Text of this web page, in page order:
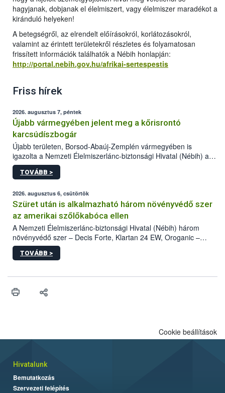
hagyjanak, dobjanak el élelmiszert, vagy élelmiszer maradékot a
kiránduló helyeken!
A betegségről, az elrendelt előírásokról, korlátozásokról,
valamint az érintett területekről részletes és folyamatosan
frissített információk találhatók a Nébih honlapján:
http://portal.nebih.gov.hu/afrikai-sertespestis
Friss hírek
2026. augusztus 7, péntek
Újabb vármegyében jelent meg a kőrisrontó
karcsúdíszbogár
Újabb területen, Borsod-Abaúj-Zemplén vármegyében is
igazolta a Nemzeti Élelmiszerlánc-biztonsági Hivatal (Nébih) a
kőrisrontó karcsúdíszbogár (Agrilus planipennis) jelenlétét. A
kártevőt nem csak színcsapdában találták meg, de már fertőzött
az intenzív felderítést, emellett az intézkedéseket a szlovák
hatósággal is összehangolják a terjedés megállítása érdekében.
TOVÁBB >
2026. augusztus 6, csütörtök
Szüret után is alkalmazható három növényvédő szer
az amerikai szőlőkabóca ellen
A Nemzeti Élelmiszerlánc-biztonsági Hivatal (Nébih) három
növényvédő szer – Decis Forte, Klartan 24 EW, Oroganic –
engedélyokiratát módosította, így azok a szüretet követően,
egészen a vesszőérettség (BBCH 91) stádiumáig
érésű szőlőkben is legyen lehetőség a károsító elleni további
felhasználók számára is elérhető és ökológiai termesztésben is
TOVÁBB >
Cookie beállítások
Hivatalunk
Bemutatkozás
Szervezeti felépítés